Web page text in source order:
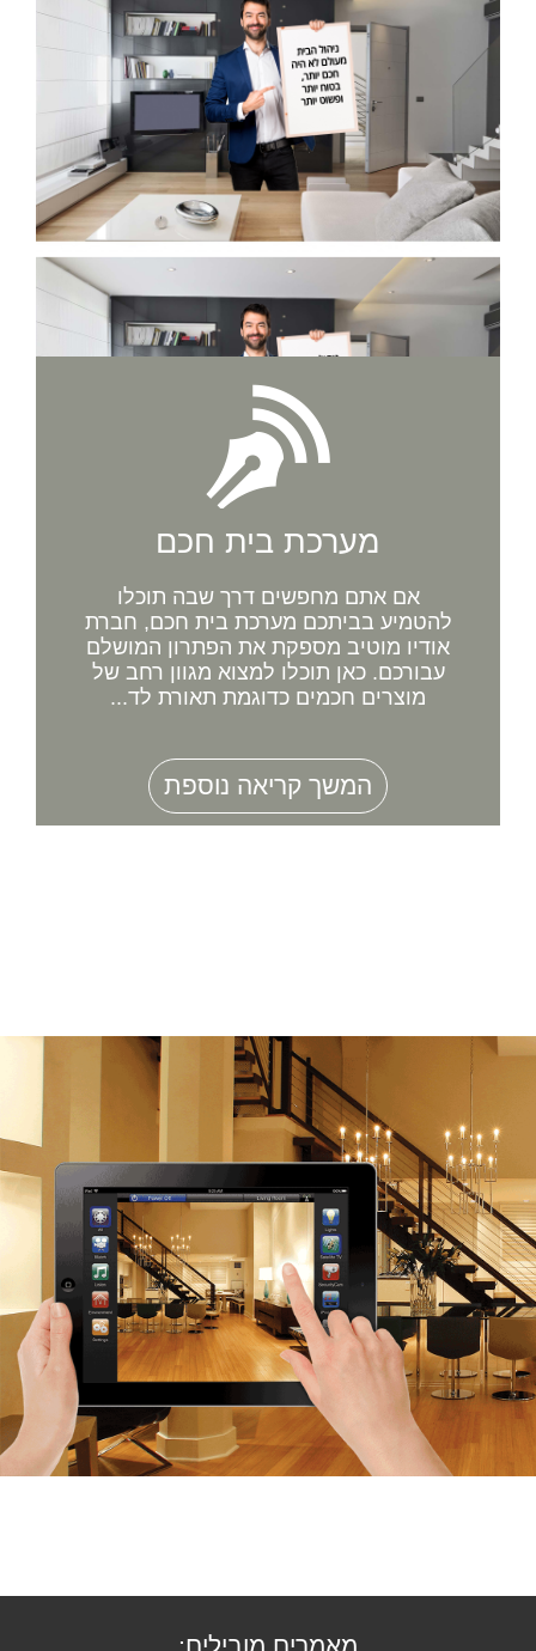
מערכת בית חכם
אם אתם מחפשים דרך שבה תוכלו
להטמיע בביתכם מערכת בית חכם, חברת
אודיו מוטיב מספקת את הפתרון המושלם
עבורכם. כאן תוכלו למצוא מגוון רחב של
מוצרים חכמים כדוגמת תאורת לד...
המשך קריאה נוספת